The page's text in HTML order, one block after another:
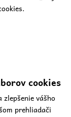
cookies
vášho
prehliadači